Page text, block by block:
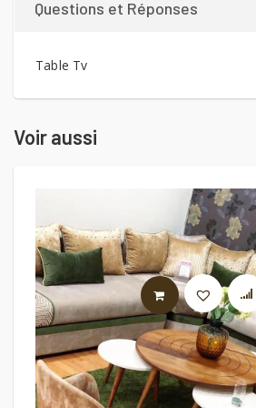
Questions et Réponses
Table Tv
Voir aussi
AJOUTER